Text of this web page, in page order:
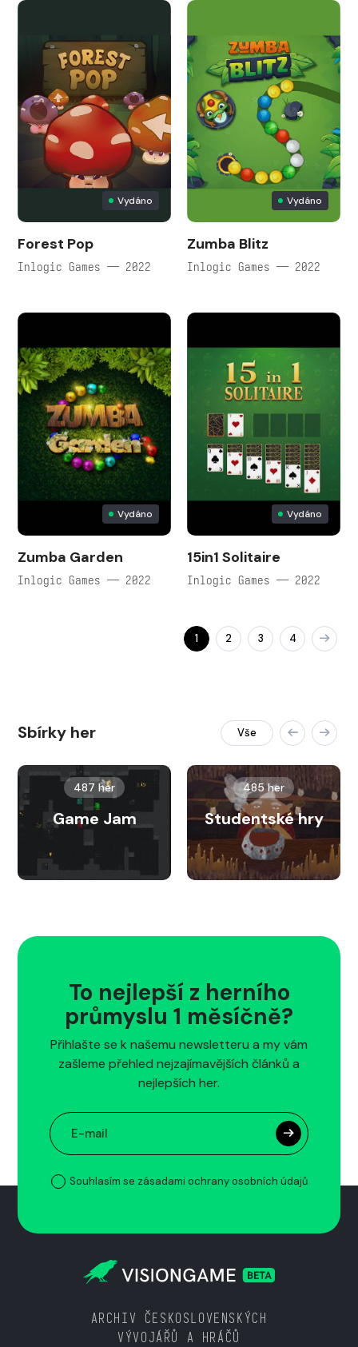
Vydáno
Forest Pop
Inlogic Games — 2022
Vydáno
Zumba Blitz
Inlogic Games — 2022
Vydáno
Zumba Garden
Inlogic Games — 2022
Vydáno
15in1 Solitaire
Inlogic Games — 2022
1 2 3 4
Sbírky her Vše
487 her
Game Jam
485 her
Studentské hry
To nejlepší z herního
průmyslu 1 měsíčně?
Přihlašte se k našemu newsletteru a my vám
zašleme přehled nejzajímavějších článků a
nejlepších her.
Souhlasím se zásadami ochrany osobních údajů
ARCHIV ČESKOSLOVENSKÝCH
VÝVOJÁŘŮ A HRÁČŮ